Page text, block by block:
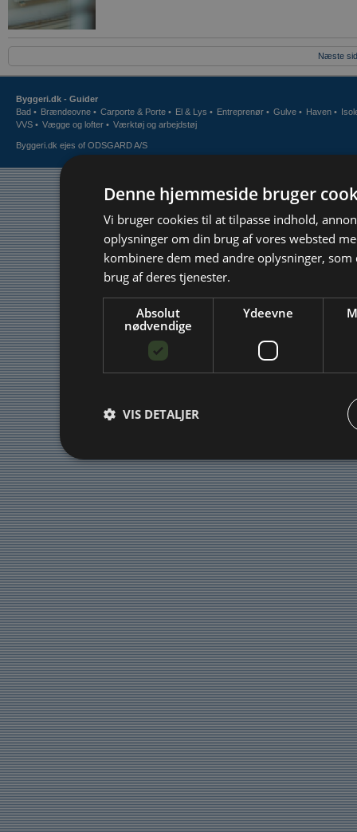
Næste
Byggeri.dk - Guider
Bad • Brændeovne • Carporte & Porte • El & Lys • Entreprenør • Gulve • Haven •
VVS • Vægge og lofter • Værktøj og arbejdstøj
Byggeri.dk ejes of ODSGARD A/S
Denne hjemmeside bruger
Vi bruger cookies til at tilpasse indhold,
oplysninger om din brug af vores websted
kombinere dem med andre oplysninger,
brug af deres tjenester.
Absolut
nødvendige
Ydeevne
VIS DETALJER